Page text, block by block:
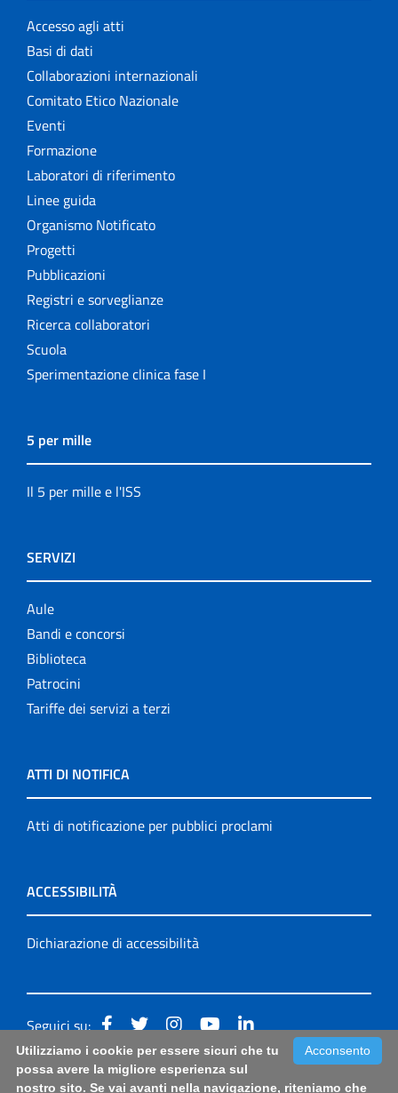
Accesso agli atti
Basi di dati
Collaborazioni internazionali
Comitato Etico Nazionale
Eventi
Formazione
Laboratori di riferimento
Linee guida
Organismo Notificato
Progetti
Pubblicazioni
Registri e sorveglianze
Ricerca collaboratori
Scuola
Sperimentazione clinica fase I
5 per mille
Il 5 per mille e l'ISS
SERVIZI
Aule
Bandi e concorsi
Biblioteca
Patrocini
Tariffe dei servizi a terzi
ATTI DI NOTIFICA
Atti di notificazione per pubblici proclami
ACCESSIBILITÀ
Dichiarazione di accessibilità
Seguici su:
Accessibilità: form di segnalazione di prima istanza per
Acconsento
Utilizziamo i cookie per essere sicuri che tu
possa avere la migliore esperienza sul
nostro sito. Se vai avanti nella navigazione, riteniamo che